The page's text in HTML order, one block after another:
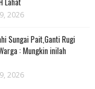
2026
Sungai Pait,Ganti Rugi
: Mungkin inilah
2026